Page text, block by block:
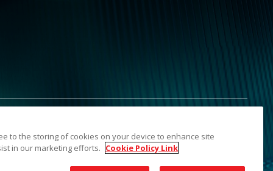
ticari markası ve ticari takdim şekli Eastman Kodak
to the storing of cookies on your device to enhance site
in our marketing efforts. Cookie Policy Link